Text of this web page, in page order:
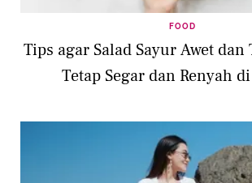
FOOD
Tips agar Salad Sayur Awet dan
Tetap Segar dan Renyah